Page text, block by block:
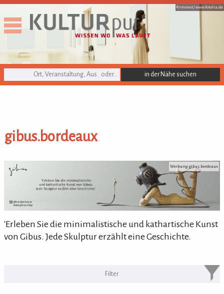
© monet /www.fotolia.de
KULTURpur Suche
gibus.bordeaux
gibus.bordeaux Werbung: gibus.bordeaux
'Erleben Sie die minimalistische und kathartische Kunst
von Gibus. Jede Skulptur erzählt eine Geschichte.
KULTURpur Bildende Künstler von